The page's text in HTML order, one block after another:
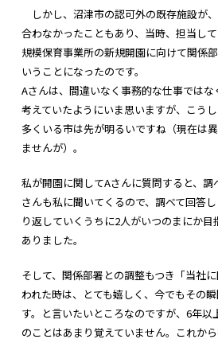
しかし、沼津市の認可外の既存施設が
合わなかったこともあり、当時、担当し
規模保育事業所の新規開園に向けて関係
いうことになったのです。
Aさんは、間違いなく事務的な仕事では
考えていたようにいま思いますが、こう
多くいる市は先が明るいですね（現在は
ませんが）。
私が開園に関してAさんに質問すると、調
さんも私に聞いてくるので、調べて回答
り返していくうちに2人がいつのまにか
ありました。
そして、関係部署との調整もつき「当社
われた時は、とても嬉しく、今でもその
す。と言いたいところなのですが、6年以
のことはあまり覚えていません。これか